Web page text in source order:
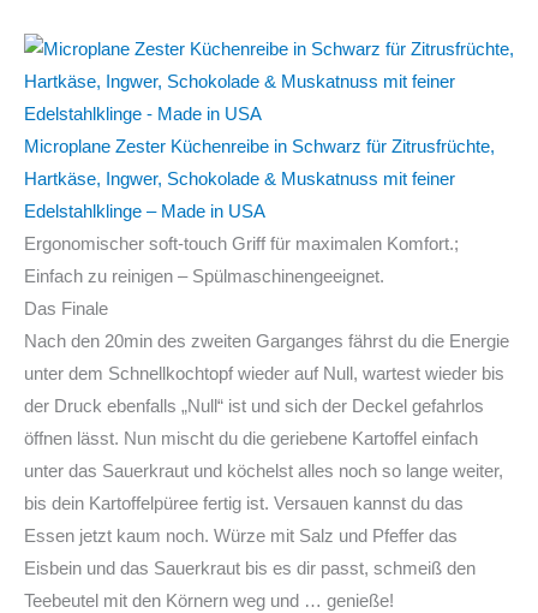
Microplane Zester Küchenreibe in Schwarz für Zitrusfrüchte,
Hartkäse, Ingwer, Schokolade & Muskatnuss mit feiner
Edelstahlklinge – Made in USA
Ergonomischer soft-touch Griff für maximalen Komfort.;
Einfach zu reinigen – Spülmaschinengeeignet.
Das Finale
Nach den 20min des zweiten Garganges fährst du die Energie
unter dem Schnellkochtopf wieder auf Null, wartest wieder bis
der Druck ebenfalls „Null“ ist und sich der Deckel gefahrlos
öffnen lässt. Nun mischt du die geriebene Kartoffel einfach
unter das Sauerkraut und köchelst alles noch so lange weiter,
bis dein Kartoffelpüree fertig ist. Versauen kannst du das
Essen jetzt kaum noch. Würze mit Salz und Pfeffer das
Eisbein und das Sauerkraut bis es dir passt, schmeiß den
Teebeutel mit den Körnern weg und … genieße!